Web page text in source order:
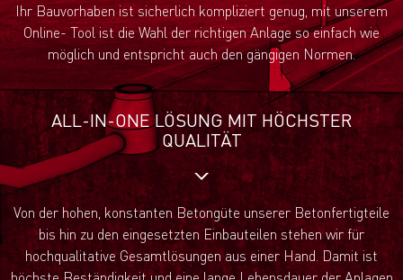
Ihr Bauvorhaben ist sicherlich kompliziert genug, mit unserem
Online- Tool ist die Wahl der richtigen Anlage so einfach wie
möglich und entspricht auch den gängigen Normen.
ALL-IN-ONE LÖSUNG MIT HÖCHSTER
QUALITÄT
Von der hohen, konstanten Betongüte unserer Betonfertigteile
bis hin zu den eingesetzten Einbauteilen stehen wir für
hochqualitative Gesamtlösungen aus einer Hand. Damit ist